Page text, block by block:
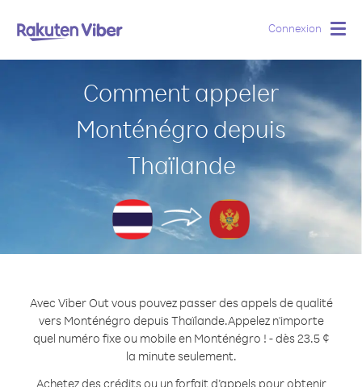
Connexion
Comment appeler
Monténégro depuis
Thaïlande
Avec Viber Out vous pouvez passer des appels de qualité
vers Monténégro depuis Thaïlande.Appelez n'importe
quel numéro fixe ou mobile en Monténégro ! - dès 23.5 ¢
la minute seulement.
Achetez des crédits ou un forfait d’appels pour obtenir